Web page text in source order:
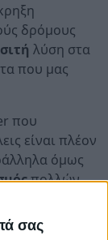
σας
δρόμους
λύση στα
που μας
που
είναι πλέον
όμως
πολλών